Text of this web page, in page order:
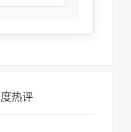
热评